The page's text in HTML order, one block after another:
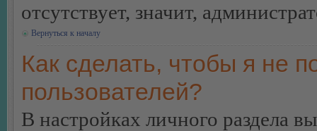
отсутствует, значит,
Вернуться к началу
Как сделать, чтобы я не
пользователей?
В настройках личного раздела